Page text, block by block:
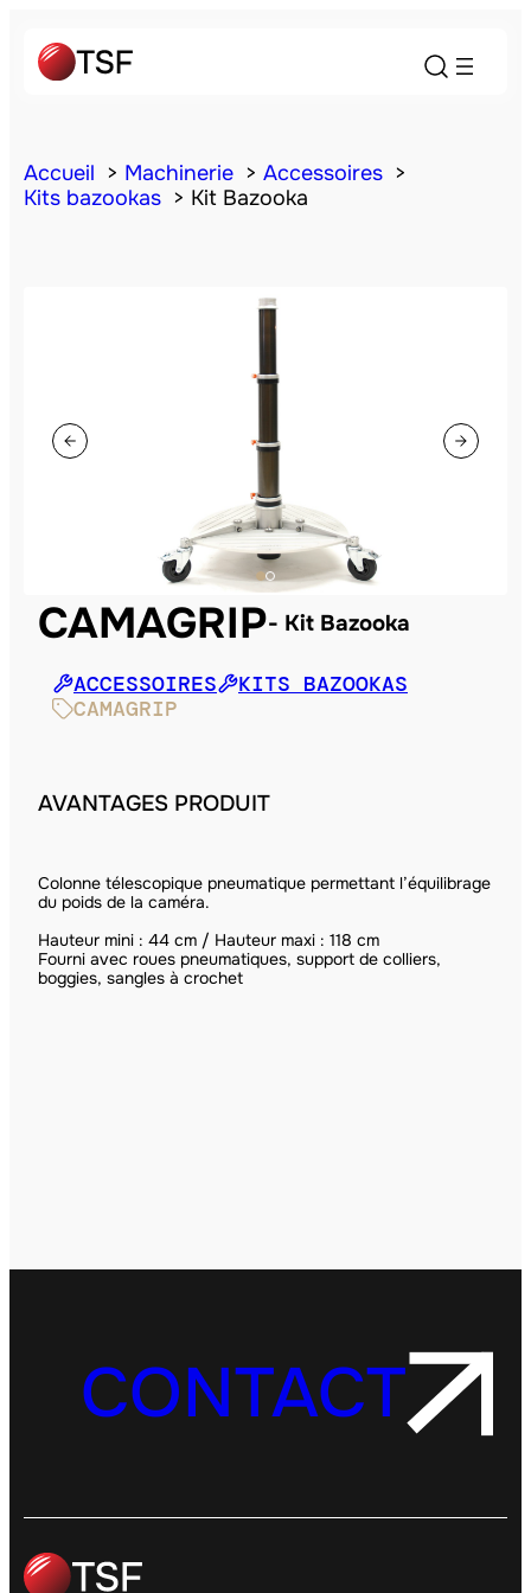
Accueil Machinerie
Accessoires
Kits bazookas
Kit Bazooka
CAMAGRIP Kit Bazooka
ACCESSOIRES
KITS BAZOOKAS
CAMAGRIP
AVANTAGES PRODUIT
Colonne télescopique pneumatique permettant l’équilibrage
du poids de la caméra.
Hauteur mini : 44 cm / Hauteur maxi : 118 cm
Fourni avec roues pneumatiques, support de colliers,
boggies, sangles à crochet
CONTACT